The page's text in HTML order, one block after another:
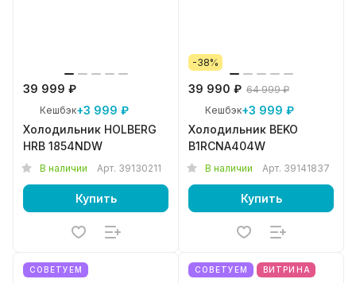
39 999 ₽
Кешбэк+3 999 ₽
Холодильник HOLBERG
HRB 1854NDW
В наличии Арт. 39130211
Купить
-38%
39 990 ₽ 64 999 ₽
Кешбэк+3 999 ₽
Холодильник BEKO
B1RCNA404W
В наличии Арт. 39141837
Купить
СОВЕТУЕМ СОВЕТУЕМ ВИТРИНА